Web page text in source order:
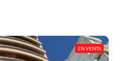
EN VENTA